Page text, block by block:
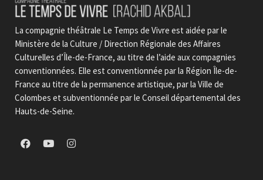
La compagnie théâtrale Le Temps de Vivre est aidée par le
Ministère de la Culture / Direction Régionale des Affaires
Culturelles d’Île-de-France, au titre de l’aide aux compagnies
conventionnées. Elle est conventionnée par la Région Île-de-
France au titre de la permanence artistique, par la Ville de
Colombes et subventionnée par le Conseil départemental des
Hauts-de-Seine.